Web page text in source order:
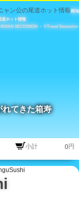
路地
道ホット情報
SECESSION
・ ©Travel Secession
円
れてきた箱寿